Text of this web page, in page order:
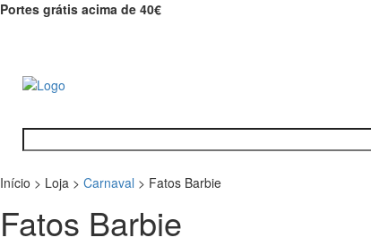
Portes grátis acima de 40€
Início > Loja > Carnaval > Fatos Barbie
Fatos Barbie